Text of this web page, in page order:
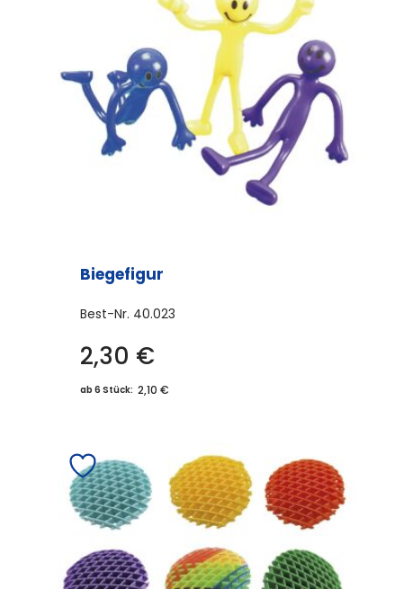
Biegefigur
Best-Nr. 40.023
2,30 €
ab 6 Stück: 2,10 €